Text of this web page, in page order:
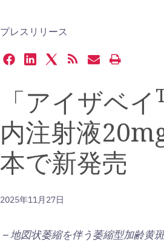
プレスリリース
Open
printable
version
of
this
page
Email
URL
of
this
page
to
a
friend
Get
RSS
feed
for
this
page
Share
page
on
Twitter
Share
on
LinkedIn
Share
page
on
Facebook
「アイザベイ
内注射液
本で新発売
2025年11月27日
–地図状萎縮を伴う萎縮型加齢黄